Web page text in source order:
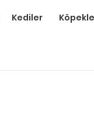
Kediler